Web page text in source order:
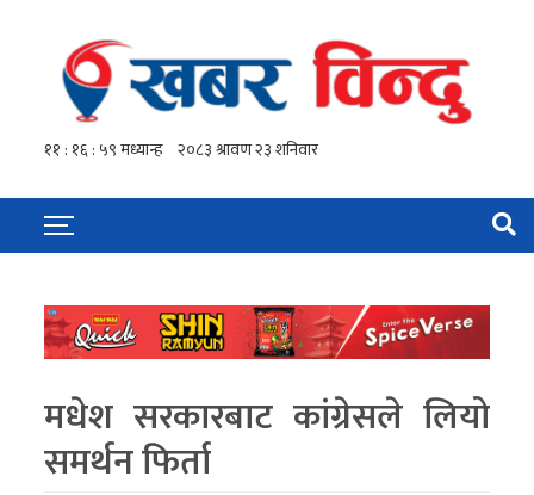
मधेश सरकारबाट कांग्रेसले लियो
समर्थन फिर्ता